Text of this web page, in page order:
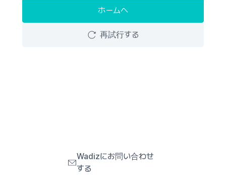
ホームへ
再試行する
Wadizにお問い合わせ
する